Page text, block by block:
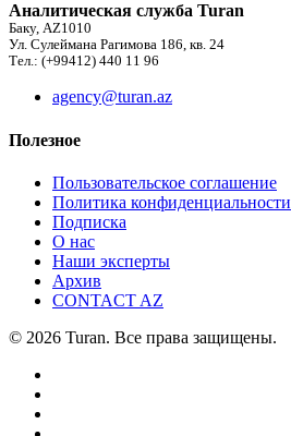
Аналитическая служба Turan
Баку, AZ1010
Ул. Сулеймана Рагимова 186, кв. 24
Тел.: (+99412) 440 11 96
agency@turan.az
Полезное
Пользовательское соглашение
Политика конфиденциальности
Подписка
О нас
Наши эксперты
Архив
CONTACT AZ
© 2026 Turan. Все права защищены.